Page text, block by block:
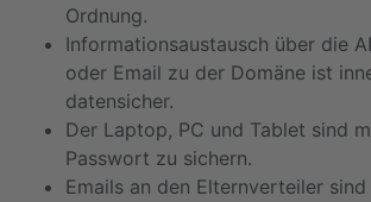
Ordnung.
Informationsaustausch über die
oder Email zu der Domäne ist
datensicher.
Der Laptop, PC und Tablet sind
Passwort zu sichern.
Emails an den Elternverteiler